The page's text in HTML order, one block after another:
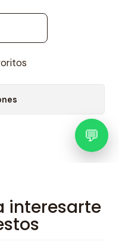
💬
interesarte